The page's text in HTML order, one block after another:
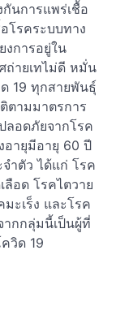
นการแพร่เชื้อ
โรคระบบทาง
งการอยู่ใน
ายเทไม่ดี หมั่น
19 ทุกสายพันธุ์
ตามมาตรการ
ลอดภัยจากโรค
อายุมีอายุ 60 ปี
ำตัว ได้แก่ โรค
ลือด โรคไตวาย
ะเร็ง และโรค
ากกลุ่มนี้เป็นผู้ที่
วิด 19